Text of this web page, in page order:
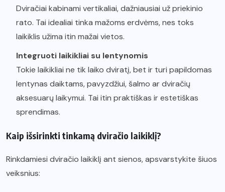
Dviračiai kabinami vertikaliai, dažniausiai už priekinio
rato. Tai idealiai tinka mažoms erdvėms, nes toks
laikiklis užima itin mažai vietos.
Integruoti laikikliai su lentynomis
Tokie laikikliai ne tik laiko dviratį, bet ir turi papildomas
lentynas daiktams, pavyzdžiui, šalmo ar dviračių
aksesuarų laikymui. Tai itin praktiškas ir estetiškas
sprendimas.
Kaip išsirinkti tinkamą dviračio laikiklį?
Rinkdamiesi dviračio laikiklį ant sienos, apsvarstykite šiuos
veiksnius: